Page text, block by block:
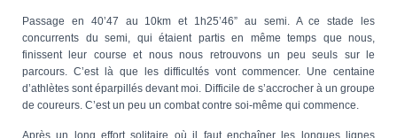
Passage en 40’47 au 10km et 1h25’46” au semi. A ce stade les
concurrents du semi, qui étaient partis en même temps que nous,
finissent leur course et nous nous retrouvons un peu seuls sur le
parcours. C’est là que les difficultés vont commencer. Une centaine
d’athlètes sont éparpillés devant moi. Difficile de s’accrocher à un groupe
de coureurs. C’est un peu un combat contre soi-même qui commence.
Après un long effort solitaire où il faut enchaîner les longues lignes